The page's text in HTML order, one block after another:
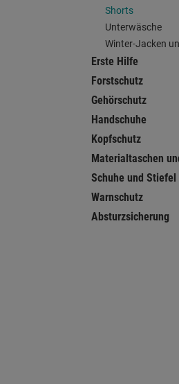
Shorts
Unterwäsche
Winter-Jacken
Erste Hilfe
Forstschutz
Gehörschutz
Handschuhe
Kopfschutz
Materialtaschen
Schuhe und Stiefel
Warnschutz
Absturzsicherung